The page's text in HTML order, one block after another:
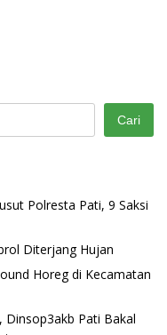
Cari
Polresta Pati, 9 Saksi
Diterjang Hujan
Horeg di Kecamatan
Dinsop3akb Pati Bakal